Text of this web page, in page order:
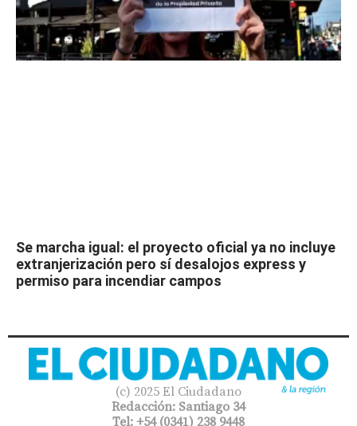
Se marcha igual: el proyecto oficial ya no incluye
extranjerización pero sí desalojos express y
permiso para incendiar campos
(c) 2025 El Ciudadano
Redacción: Santiago 34
Tel: +54 (0341) 238 9448